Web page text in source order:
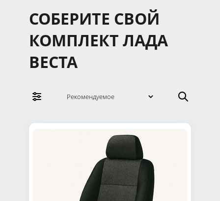
СОБЕРИТЕ СВОЙ
КОМПЛЕКТ ЛАДА
ВЕСТА